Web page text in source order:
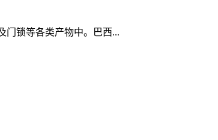
门锁等各类产物中。巴西...